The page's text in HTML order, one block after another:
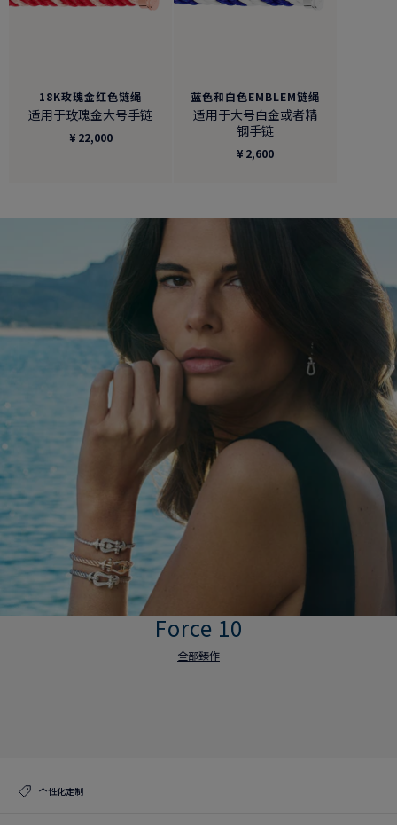
18K玫瑰金红色链绳
适用于玫瑰金大号手链
¥ 22,000
蓝色和白色EMBLEM链绳
适用于大号白金或者精
钢手链
¥ 2,600
Force 10
全部臻作
个性化定制